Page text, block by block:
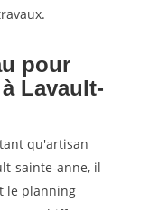
pour
Lavault-
qu'artisan
sainte-anne, il
le planning